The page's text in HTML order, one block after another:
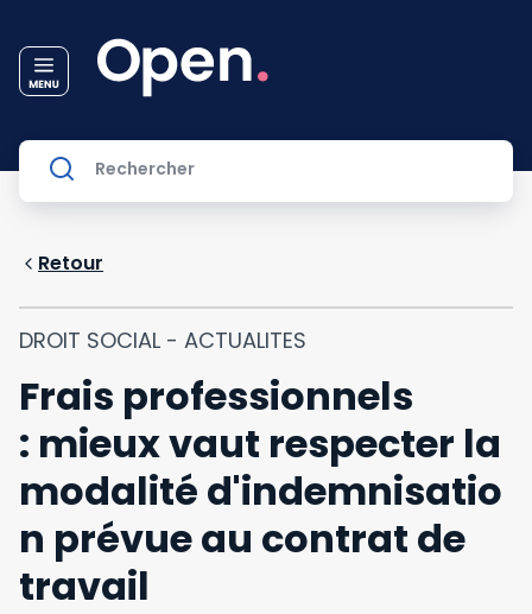
Retour
DROIT SOCIAL - ACTUALITES
Frais professionnels
: mieux vaut respecter la
modalité d'indemnisatio
n prévue au contrat de
travail